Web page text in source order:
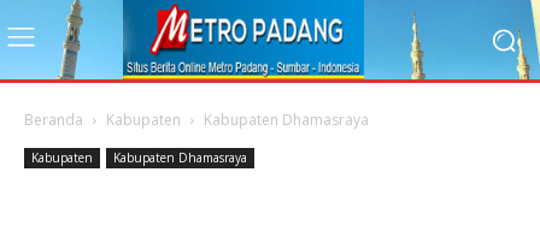
Beranda Kabupaten Kabupaten Dhamasraya
Kabupaten Kabupaten Dhamasraya